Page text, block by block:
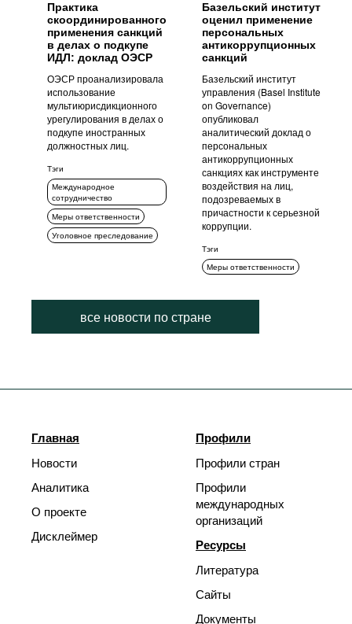
Практика
скоординированного
применения санкций
в делах о подкупе
ИДЛ: доклад ОЭСР
ОЭСР проанализировала
использование
мультиюрисдикционного
урегулирования в делах о
подкупе иностранных
должностных лиц.
Тэги
Международное
сотрудничество
Меры ответственности
Уголовное преследование
Базельский институт
оценил применение
персональных
антикоррупционных
санкций
Базельский институт
управления (Basel Institute
on Governance)
опубликовал
аналитический доклад о
персональных
антикоррупционных
санкциях как инструменте
воздействия на лиц,
подозреваемых в
причастности к серьезной
коррупции.
Тэги
Меры ответственности
все новости по стране
Главная
Новости
Аналитика
О проекте
Дисклеймер
Профили
Профили стран
Профили
международных
организаций
Ресурсы
Литература
Сайты
Документы